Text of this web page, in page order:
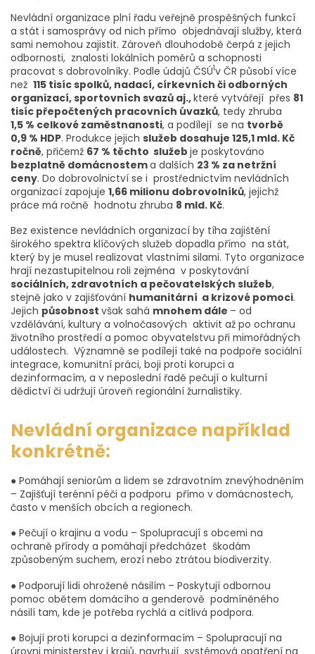
Nevládní organizace plní řadu veřejně prospěšných funkcí
a stát i samosprávy od nich přímo objednávají služby, která
sami nemohou zajistit. Zároveň dlouhodobě čerpá z jejich
odbornosti, znalosti lokálních poměrů a schopnosti
pracovat s dobrovolníky. Podle údajů ČSÚ1v ČR působí více
než 115 tisíc spolků, nadací, církevních či odborných
organizací, sportovních svazů aj.,které vytvářejí přes 81
tisíc přepočtených pracovních úvazků, tedy zhruba
1,5 % celkové zaměstnanosti, a podílejí se na tvorbě
0,9 % HDP. Produkce jejich služeb dosahuje 125,1 mld. Kč
ročně, přičemž 67 % těchto služeb je poskytováno
bezplatně domácnostema dalších 23 % za netržní
ceny. Do dobrovolnictví se i prostřednictvím nevládních
organizací zapojuje 1,66 milionu dobrovolníků, jejichž
práce má ročně hodnotu zhruba 8 mld. Kč.
Bez existence nevládních organizací by tíha zajištění
širokého spektra klíčových služeb dopadla přímo na stát,
který by je musel realizovat vlastními silami. Tyto organizace
hrají nezastupitelnou roli zejména v poskytování
sociálních, zdravotních a pečovatelských služeb,
stejně jako v zajišťování humanitární a krizové pomoci.
Jejich působnost však sahá mnohem dále – od
vzdělávání, kultury a volnočasových aktivit až po ochranu
životního prostředí a pomoc obyvatelstvu při mimořádných
událostech. Významně se podílejí také na podpoře sociální
integrace, komunitní práci, boji proti korupci a
dezinformacím, a v neposlední řadě pečují o kulturní
dědictví či udržují úroveň regionální žurnalistiky.
Nevládní organizace například
konkrétně:
● Pomáhají seniorům a lidem se zdravotním znevýhodněním
– Zajišťují terénní péči a podporu přímo v domácnostech,
často v menších obcích a regionech.
● Pečují o krajinu a vodu – Spolupracují s obcemi na
ochraně přírody a pomáhají předcházet škodám
způsobeným suchem, erozí nebo ztrátou biodiverzity.
● Podporují lidi ohrožené násilím – Poskytují odbornou
pomoc obětem domácího a genderově podmíněného
násilí tam, kde je potřeba rychlá a citlivá podpora.
● Bojují proti korupci a dezinformacím – Spolupracují na